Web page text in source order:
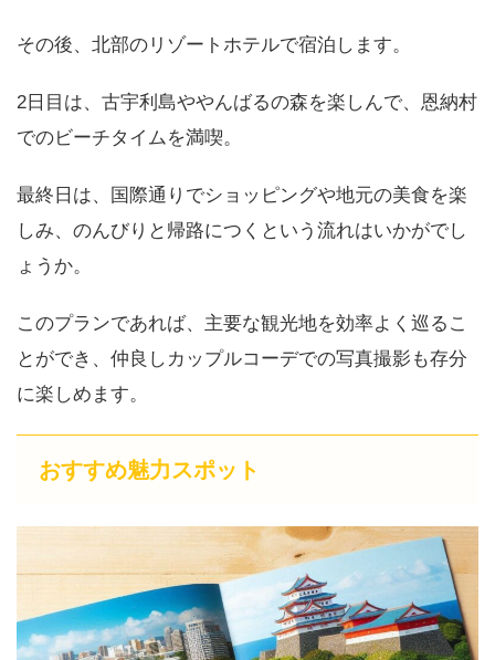
その後、北部のリゾートホテルで宿泊します。
2日目は、古宇利島ややんばるの森を楽しんで、恩納村
でのビーチタイムを満喫。
最終日は、国際通りでショッピングや地元の美食を楽
しみ、のんびりと帰路につくという流れはいかがでし
ょうか。
このプランであれば、主要な観光地を効率よく巡るこ
とができ、仲良しカップルコーデでの写真撮影も存分
に楽しめます。
おすすめ魅力スポット